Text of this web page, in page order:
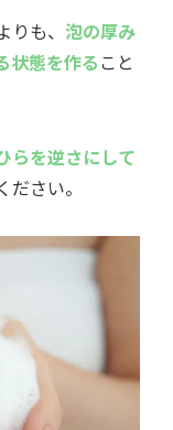
も、 泡の厚み
状態を作る こと
らを逆さにして
さい。